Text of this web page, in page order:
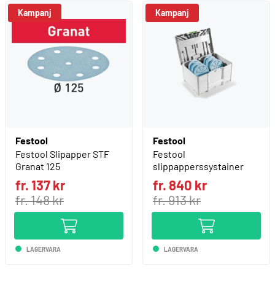
Kampanj
Festool
Festool Slipapper STF
Granat 125
fr. 137 kr
fr. 148 kr
LAGERVARA
Kampanj
Festool
Festool
slippapperssystainer
fr. 840 kr
fr. 913 kr
LAGERVARA